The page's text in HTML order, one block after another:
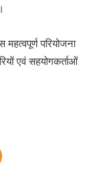
परियोजना
एवं सहयोगकर्ताओं